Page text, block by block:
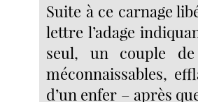
Suite à ce carnage
lettre l’adage
seul, un couple
méconnaissables,
d’un enfer – après